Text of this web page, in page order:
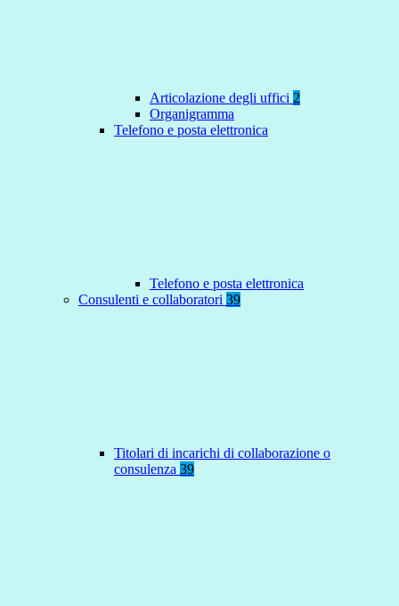
Articolazione degli uffici 2
Organigramma
Telefono e posta elettronica
Telefono e posta elettronica
Consulenti e collaboratori 39
Titolari di incarichi di collaborazione o
consulenza 39